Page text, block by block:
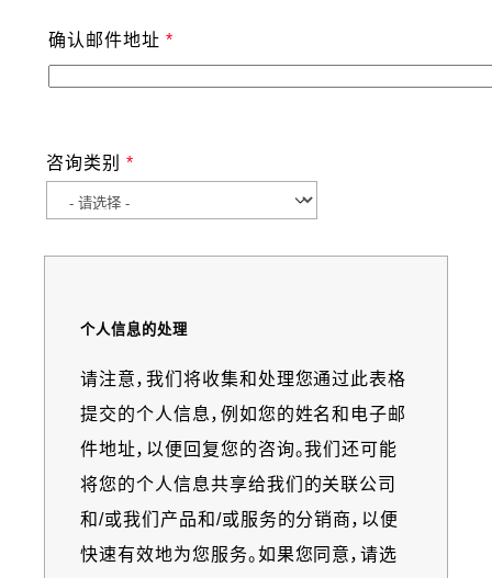
确认邮件地址
咨询类别
Information
message
个人信息的处理
请注意，我们将收集和处理您通过此表格
提交的个人信息，例如您的姓名和电子邮
件地址，以便回复您的咨询。我们还可能
将您的个人信息共享给我们的关联公司
和/或我们产品和/或服务的分销商，以便
快速有效地为您服务。如果您同意，请选